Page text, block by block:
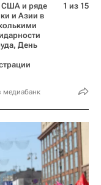
США и ряде
и Азии в
День
медиабанк
1 из 15